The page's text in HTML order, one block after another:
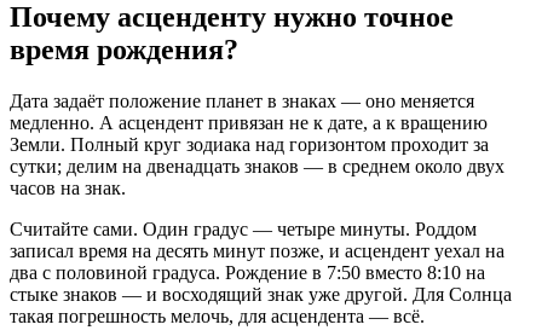
Почему асценденту нужно точное
время рождения?
Дата задаёт положение планет в знаках — оно меняется
медленно. А асцендент привязан не к дате, а к вращению
Земли. Полный круг зодиака над горизонтом проходит за
сутки; делим на двенадцать знаков — в среднем около двух
часов на знак.
Считайте сами. Один градус — четыре минуты. Роддом
записал время на десять минут позже, и асцендент уехал на
два с половиной градуса. Рождение в 7:50 вместо 8:10 на
стыке знаков — и восходящий знак уже другой. Для Солнца
такая погрешность мелочь, для асцендента — всё.